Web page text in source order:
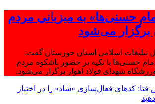
حسنی‌ها» به میزبانی مردم
برگزار می‌شود
تبلیغات اسلامی استان خوزستان گفت:
حسنی‌ها با تکیه بر حضور باشکوه مردم
شهدای فولاد اهواز برگزار می‌شود.